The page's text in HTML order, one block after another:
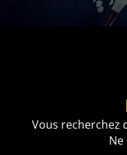
Vous recherchez